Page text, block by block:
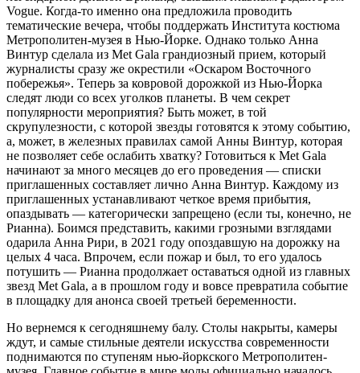
Vogue. Когда-то именно она предложила проводить
тематические вечера, чтобы поддержать Института костюма
Метрополитен-музея в Нью-Йорке. Однако только Анна
Винтур сделала из Met Gala грандиозный прием, который
журналисты сразу же окрестили «Оскаром Восточного
побережья». Теперь за ковровой дорожкой из Нью-Йорка
следят люди со всех уголков планеты. В чем секрет
популярности мероприятия? Быть может, в той
скрупулезности, с которой звезды готовятся к этому событию,
а, может, в железных правилах самой Анны Винтур, которая
не позволяет себе ослабить хватку? Готовиться к Met Gala
начинают за много месяцев до его проведения — списки
приглашенных составляет лично Анна Винтур. Каждому из
приглашенных устанавливают четкое время прибытия,
опаздывать — категорически запрещено (если ты, конечно, не
Рианна). Боимся представить, какими грозными взглядами
одарила Анна Рири, в 2021 году опоздавшую на дорожку на
целых 4 часа. Впрочем, если пожар и был, то его удалось
потушить — Рианна продолжает оставаться одной из главных
звезд Met Gala, а в прошлом году и вовсе превратила событие
в площадку для анонса своей третьей беременности.
Но вернемся к сегодняшнему балу. Столы накрыты, камеры
ждут, и самые стильные деятели искусства современности
поднимаются по ступеням нью-йоркского Метрополитен-